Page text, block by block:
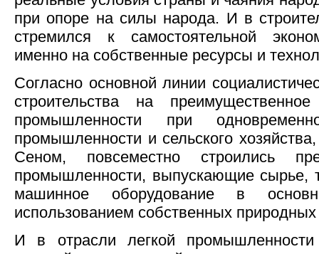
при опоре на силы народа. И в
стремился к самостоятельной
именно на собственные ресурсы и
Согласно основной линии
строительства на
промышленности при
промышленности и сельского
Сеном, повсеместно строились
промышленности, выпускающие сырье,
машинное оборудование в
использованием собственных природных
И в отрасли легкой